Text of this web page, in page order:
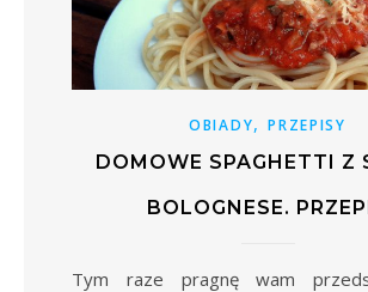
OBIADY,PRZEPISY
DOMOWE SPAGHETTI Z
BOLOGNESE.
Tym raze pragnę wam przedstawić mój